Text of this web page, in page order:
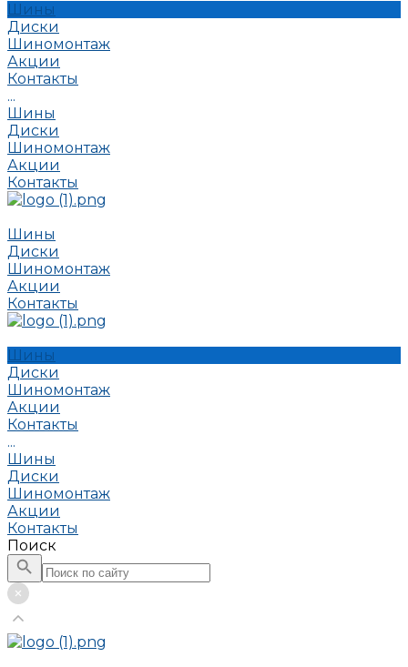
Шины
Диски
Шиномонтаж
Акции
Контакты
...
Шины
Диски
Шиномонтаж
Акции
Контакты
Шины
Диски
Шиномонтаж
Акции
Контакты
Шины
Диски
Шиномонтаж
Акции
Контакты
...
Шины
Диски
Шиномонтаж
Акции
Контакты
Поиск